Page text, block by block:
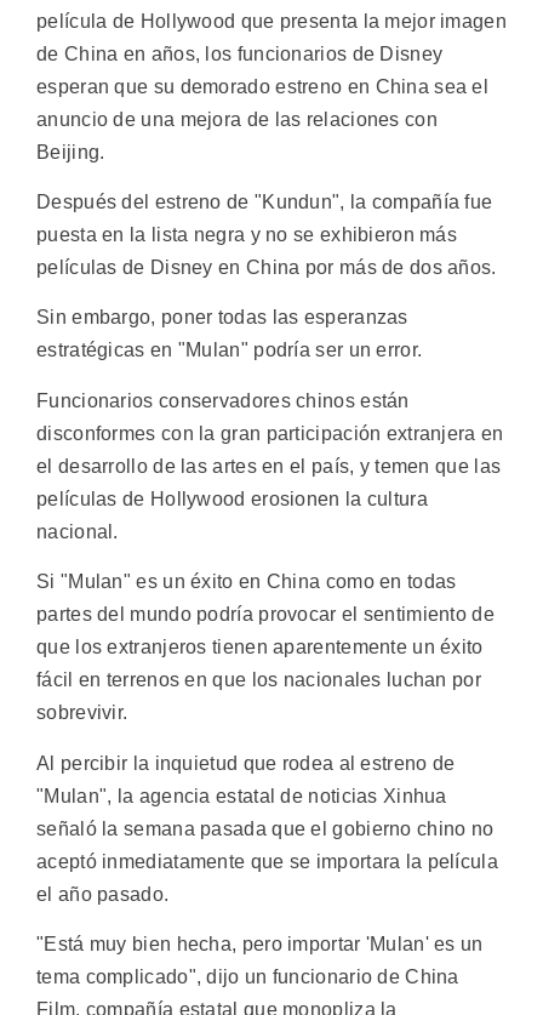
película de Hollywood que presenta la mejor imagen
de China en años, los funcionarios de Disney
esperan que su demorado estreno en China sea el
anuncio de una mejora de las relaciones con
Beijing.
Después del estreno de "Kundun", la compañía fue
puesta en la lista negra y no se exhibieron más
películas de Disney en China por más de dos años.
Sin embargo, poner todas las esperanzas
estratégicas en "Mulan" podría ser un error.
Funcionarios conservadores chinos están
disconformes con la gran participación extranjera en
el desarrollo de las artes en el país, y temen que las
películas de Hollywood erosionen la cultura
nacional.
Si "Mulan" es un éxito en China como en todas
partes del mundo podría provocar el sentimiento de
que los extranjeros tienen aparentemente un éxito
fácil en terrenos en que los nacionales luchan por
sobrevivir.
Al percibir la inquietud que rodea al estreno de
"Mulan", la agencia estatal de noticias Xinhua
señaló la semana pasada que el gobierno chino no
aceptó inmediatamente que se importara la película
el año pasado.
"Está muy bien hecha, pero importar 'Mulan' es un
tema complicado", dijo un funcionario de China
Film, compañía estatal que monopliza la